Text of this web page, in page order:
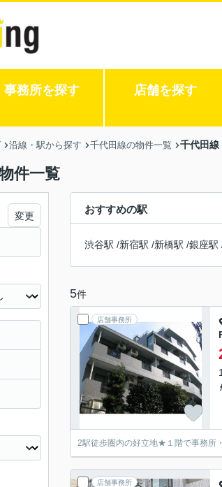
事務所を探す 店舗を探す
沿線・駅から探す 千代田線の物件一覧 千代田線
件一覧
おすすめの駅
渋谷駅 /新宿駅 /新橋駅 /銀座駅
5件
店舗事務所
2駅徒歩圏内の好立地★１階で事務所
店舗事務所
変更